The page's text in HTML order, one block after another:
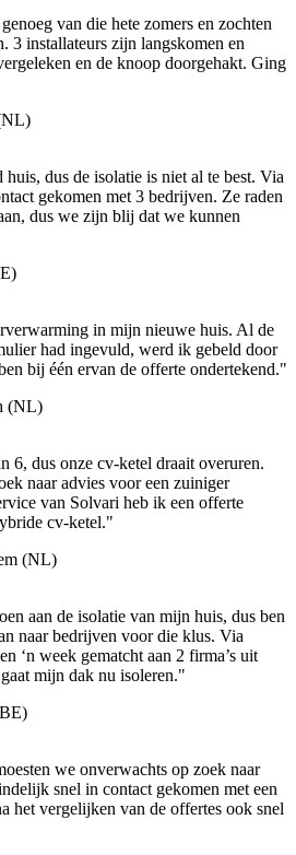
van die hete zomers en zochten
3 installateurs zijn langskomen en
en de knoop doorgehakt. Ging
huis, dus de isolatie is niet al te best. Via
gekomen met 3 bedrijven. Ze raden
dus we zijn blij dat we kunnen
in mijn nieuwe huis. Al de
had ingevuld, werd ik gebeld door
bij één ervan de offerte ondertekend."
(NL)
6, dus onze cv-ketel draait overuren.
naar advies voor een zuiniger
van Solvari heb ik een offerte
cv-ketel."
(NL)
aan de isolatie van mijn huis, dus ben
naar bedrijven voor die klus. Via
‘n week gematcht aan 2 firma’s uit
mijn dak nu isoleren."
we onverwachts op zoek naar
snel in contact gekomen met een
het vergelijken van de offertes ook snel